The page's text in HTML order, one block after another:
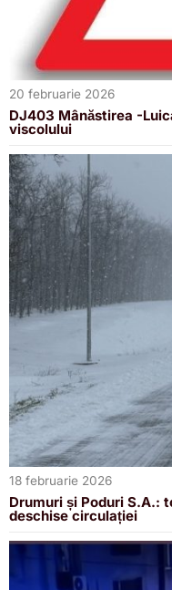
20 februarie 2026
DJ403 Mânăstirea -
viscolului
18 februarie 2026
Drumuri și Poduri S.A.:
deschise circulației